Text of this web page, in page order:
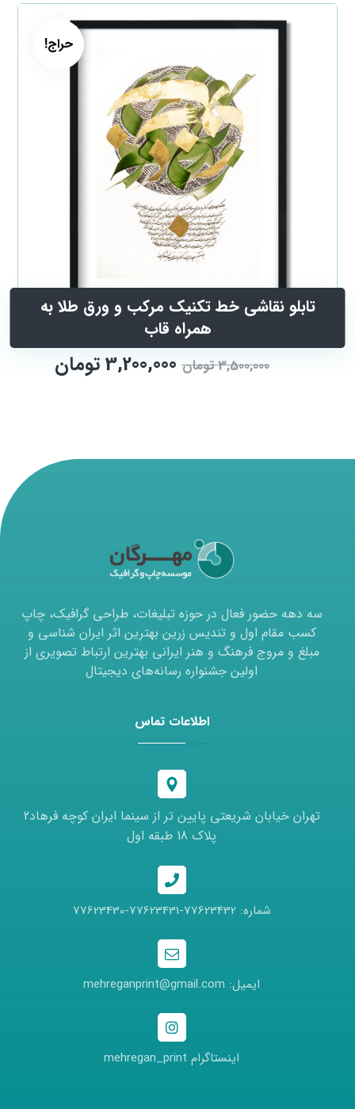
تابلو نقاشی خط تکنیک مرکب و ورق طلا به
همراه قاب
3,500,000تومان 3,200,000تومان
حراج!
سه دهه حضور فعال در حوزه تبلیغات، طراحی گرافیک، چاپ
کسب مقام اول و تندیس زرین بهترین اثر ایران شناسی و
مبلغ و مروج فرهنگ و هنر ایرانی بهترین ارتباط تصویری از
اولین جشنواره رسانه‌های دیجیتال
اطلاعات تماس
تهران خیابان شریعتی پایین تر از سینما ایران کوچه فرهاد2
پلاک 18 طبقه اول
شماره: 77623432-77623431-77623430
ایمیل: mehreganprint@gmail.com
اینستاگرام mehregan_print